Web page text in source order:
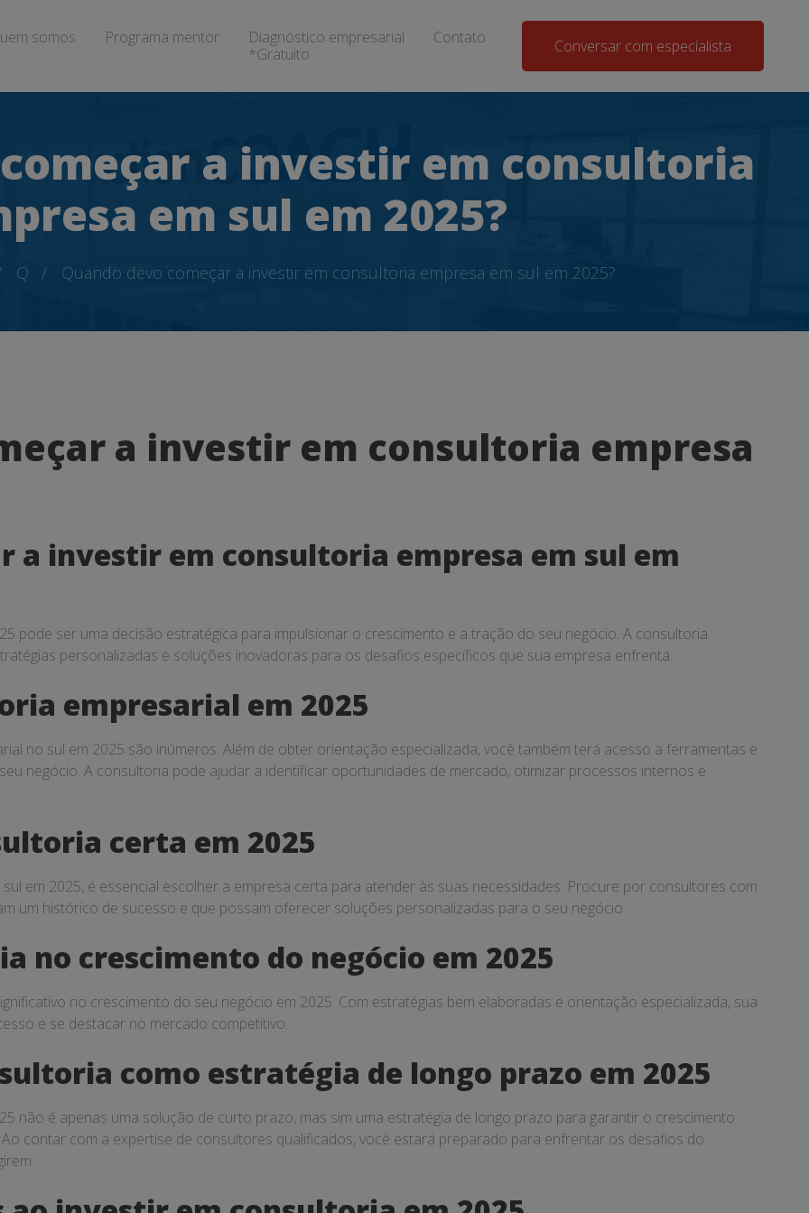
somos Programa mentor
Diagnóstico empresarial
*Gratuito
Contato Conversar com especialista
a investir em consultoria
em sul em 2025?
Q Quando devo começar a investir em consultoria empresa em sul em 2025?
a investir em consultoria empresa
a investir em consultoria empresa em sul em
pode ser uma decisão estratégica para impulsionar o crescimento e a tração do seu negócio. A consultoria
personalizadas e soluções inovadoras para os desafios específicos que sua empresa enfrenta.
empresarial em 2025
no sul em 2025 são inúmeros. Além de obter orientação especializada, você também terá acesso a ferramentas e
negócio. A consultoria pode ajudar a identificar oportunidades de mercado, otimizar processos internos e
certa em 2025
em 2025, é essencial escolher a empresa certa para atender às suas necessidades. Procure por consultores com
um histórico de sucesso e que possam oferecer soluções personalizadas para o seu negócio.
no crescimento do negócio em 2025
no crescimento do seu negócio em 2025. Com estratégias bem elaboradas e orientação especializada, sua
e se destacar no mercado competitivo.
como estratégia de longo prazo em 2025
não é apenas uma solução de curto prazo, mas sim uma estratégia de longo prazo para garantir o crescimento
contar com a expertise de consultores qualificados, você estará preparado para enfrentar os desafios do